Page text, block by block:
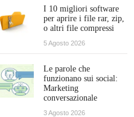
I 10 migliori software
per aprire i file rar, zip,
o altri file compressi
5 Agosto 2026
Le parole che
funzionano sui social:
Marketing
conversazionale
3 Agosto 2026